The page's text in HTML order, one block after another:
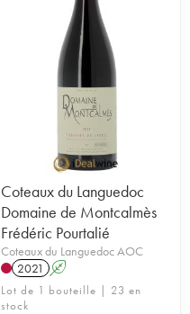
Coteaux du Languedoc
Domaine de Montcalmès
Frédéric Pourtalié
Coteaux du Languedoc AOC
2021 A
Lot de 1 bouteille | 23 en
stock